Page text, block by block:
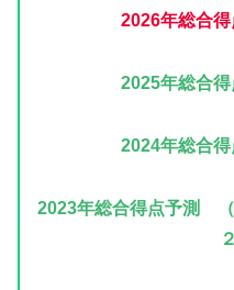
2026年総合
2025年総合
2024年総合
2023年総合得点予測 （